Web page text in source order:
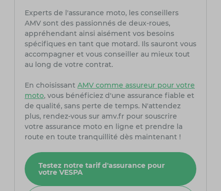
Experts de l'assurance moto, les conseillers
AMV sont des passionnés de deux-roues,
appréhendant ainsi aisément vos besoins
spécifiques en tant que motard. Ils sauront vous
accompagner et vous conseiller au mieux tout
au long de votre contrat.
En choisissant AMV comme assureur pour votre
moto, vous bénéficiez d'une assurance fiable et
de qualité, sans perte de temps. N'attendez
plus, rendez-vous sur amv.fr pour souscrire
votre assurance moto en ligne et prendre la
route en toute tranquillité dès maintenant !
Testez notre tarif d'assurance pour
votre VESPA